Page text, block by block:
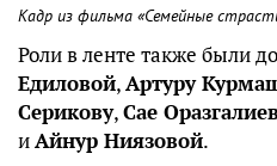
Кадр из фильма «Семейные
Роли в ленте также были
Едиловой,Артуру
Серикову,Сае
иАйнур Ниязовой.